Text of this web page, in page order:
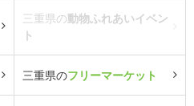
三重県の動物ふれあいイベン
ト
三重県のフリーマーケット